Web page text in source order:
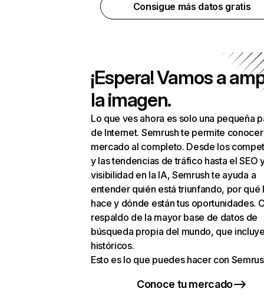
Consigue más datos gratis
¡Espera! Vamos a
la imagen.
Lo que ves ahora es solo una pequeña
de Internet. Semrush te permite
mercado al completo. Desde los
y las tendencias de tráfico hasta el SEO
visibilidad en la IA, Semrush te ayuda a
entender quién está triunfando, por qué
hace y dónde están tus oportunidades.
respaldo de la mayor base de datos de
búsqueda propia del mundo, que
históricos.
Esto es lo que puedes hacer con
Conoce tu mercado